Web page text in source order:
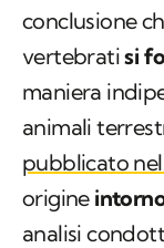
conclusione
vertebratisi
maniera
animali
pubblicato
origine
analisi